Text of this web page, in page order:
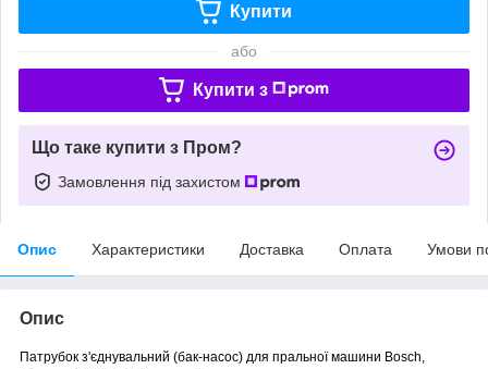
Купити
або
Купити з
Що таке купити з Пром?
Замовлення під захистом
Опис Характеристики Доставка Оплата Умови
Опис
Патрубок з'єднувальний (бак-насос) для пральної машини Bosch,